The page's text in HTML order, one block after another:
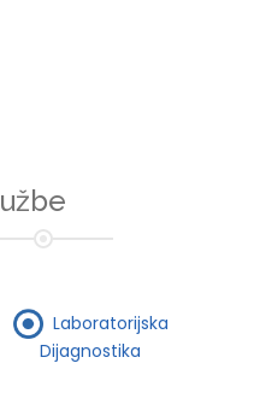
Laboratorijska
Dijagnostika